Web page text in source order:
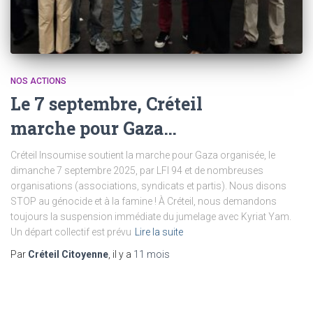
NOS ACTIONS
Le 7 septembre, Créteil
marche pour Gaza…
Créteil Insoumise soutient la marche pour Gaza organisée, le
dimanche 7 septembre 2025, par LFI 94 et de nombreuses
organisations (associations, syndicats et partis). Nous disons
STOP au génocide et à la famine ! À Créteil, nous demandons
toujours la suspension immédiate du jumelage avec Kyriat Yam.
Un départ collectif est prévu
Lire la suite
Par Créteil Citoyenne , il y a 11 mois